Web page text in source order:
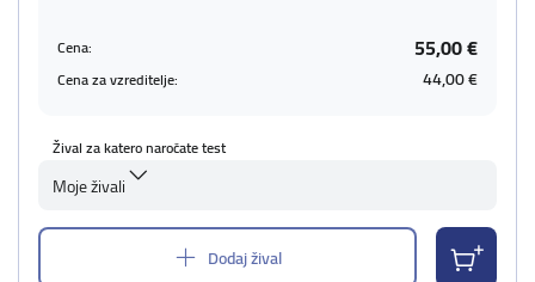
Cena: 55,00 €
Cena za vzreditelje: 44,00 €
Žival za katero naročate test
Moje živali
Dodaj žival